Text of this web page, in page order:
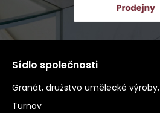
Sídlo společnosti
Granát, družstvo umělecké výroby,
Turnov